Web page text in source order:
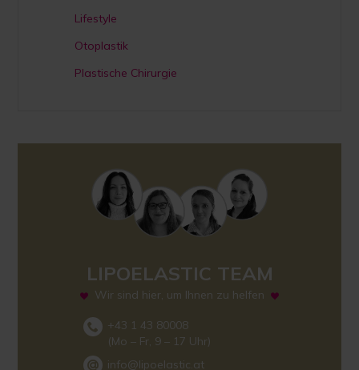
Lifestyle
Otoplastik
Plastische Chirurgie
LIPOELASTIC TEAM
Wir sind hier, um Ihnen zu helfen
+43 1 43 80008
(Mo – Fr, 9 – 17 Uhr)
info@lipoelastic.at